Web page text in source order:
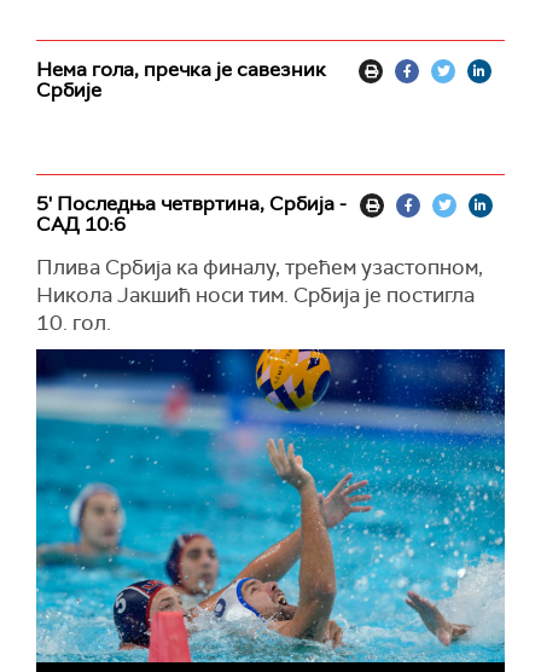
Нема гола, пречка је савезник
Србије
5' Последња четвртина, Србија -
САД 10:6
Плива Србија ка финалу, трећем узастопном,
Никола Јакшић носи тим. Србија је постигла
10. гол.